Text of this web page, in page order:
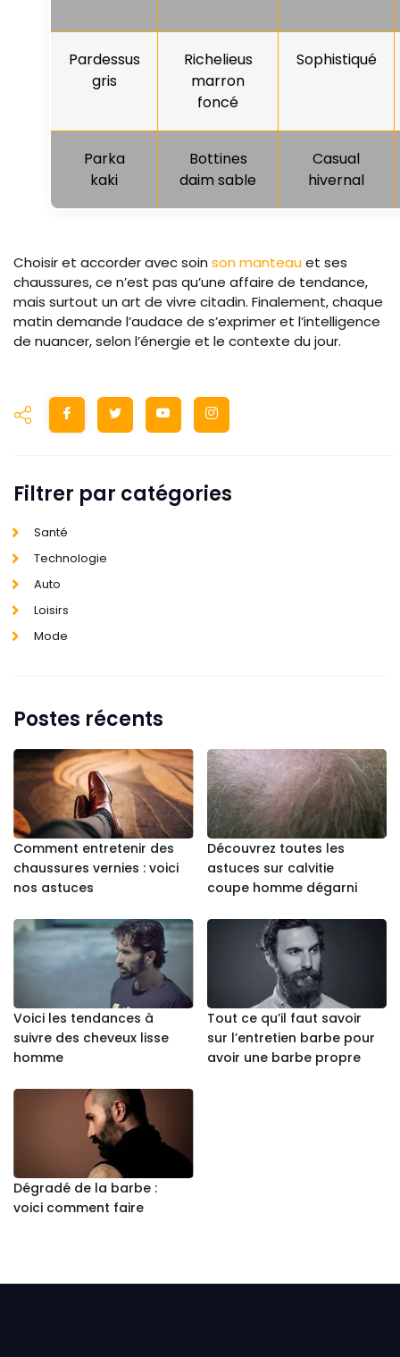
Pardessus
gris
Richelieus
marron
foncé
Sophistiqué
Parka
kaki
Bottines
daim sable
Casual
hivernal
Choisir et accorder avec soin son manteauet ses
chaussures, ce n’est pas qu’une affaire de tendance,
mais surtout un art de vivre citadin. Finalement, chaque
matin demande l’audace de s’exprimer et l’intelligence
de nuancer, selon l’énergie et le contexte du jour.
Filtrer par catégories
Santé
Technologie
Auto
Loisirs
Mode
Postes récents
Comment entretenir des
chaussures vernies : voici
nos astuces
Découvrez toutes les
astuces sur calvitie
coupe homme dégarni
Voici les tendances à
suivre des cheveux lisse
homme
Tout ce qu’il faut savoir
sur l’entretien barbe pour
avoir une barbe propre
Dégradé de la barbe :
voici comment faire